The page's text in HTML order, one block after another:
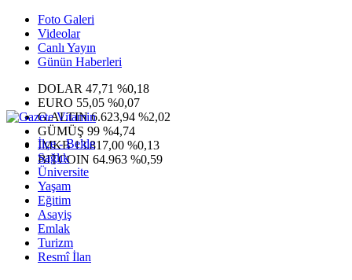
Foto Galeri
Videolar
Canlı Yayın
Günün Haberleri
DOLAR 47,71 %0,18
EURO 55,05 %0,07
G.ALTIN6.623,94 %2,02
GÜMÜŞ 99 %4,74
IMKB13.817,00 %0,13
BITCOIN 64.963 %0,59
İlçe - Belde
Sağlık
Üniversite
Yaşam
Eğitim
Asayiş
Emlak
Turizm
Resmî İlan